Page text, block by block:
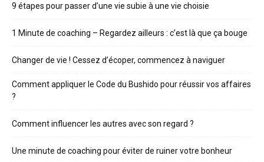
9 étapes pour passer d’une vie subie à une vie choisie
1 Minute de coaching – Regardez ailleurs : c’est là que ça bouge
Changer de vie ! Cessez d’écoper, commencez à naviguer
Comment appliquer le Code du Bushido pour réussir vos affaires
?
Comment influencer les autres avec son regard ?
Une minute de coaching pour éviter de ruiner votre bonheur